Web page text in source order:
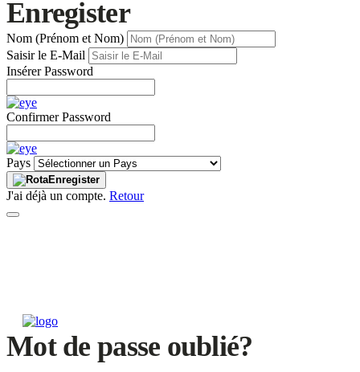
Enregister
Nom (Prénom et Nom)
Saisir le E-Mail
Insérer Password
Confirmer Password
Pays
Enregister
J'ai déjà un compte. Retour
Mot de passe oublié?